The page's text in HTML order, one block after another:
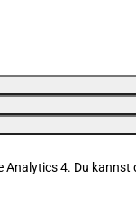
Analytics 4. Du kannst